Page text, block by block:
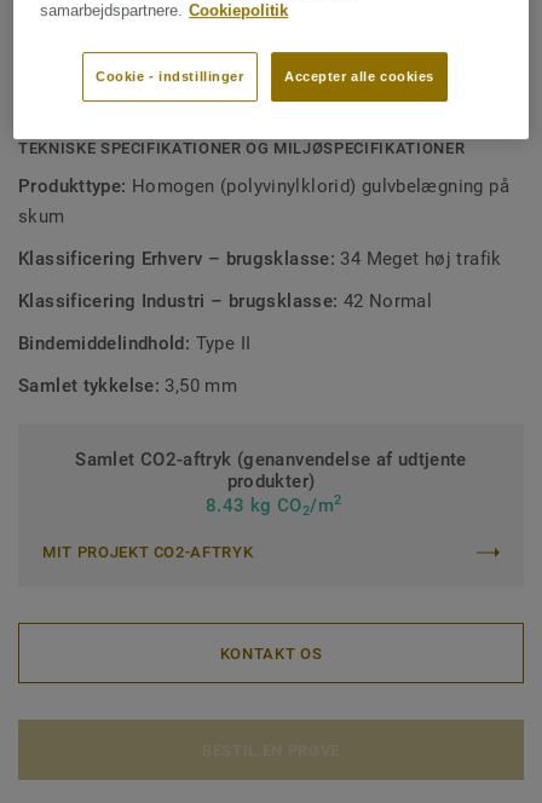
Livslang ydeevne og markedets laveste
livscyklusomkostninger
VOC-emissioner under målbart niveau
TEKNISKE SPECIFIKATIONER OG MILJØSPECIFIKATIONER
Produkttype: Homogen (polyvinylklorid) gulvbelægning på
skum
Klassificering Erhverv – brugsklasse: 34 Meget høj trafik
Klassificering Industri – brugsklasse: 42 Normal
Bindemiddelindhold: Type II
Samlet tykkelse: 3,50 mm
Samlet CO2-aftryk (genanvendelse af udtjente
produkter)
8.43 kg CO2/m2
MIT PROJEKT CO2-AFTRYK
KONTAKT OS
samarbejdspartnere. Cookiepolitik
Accepter alle cookies
Cookie - indstillinger